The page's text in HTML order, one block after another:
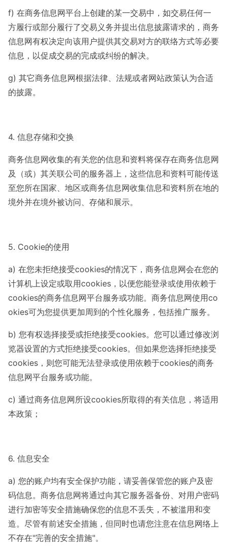
f) 在商务信息网平台上创建的某一交易中，如交易任何一
方履行或部分履行了交易义务并提出信息披露请求的，商务
信息网有权决定向该用户提供其交易对方的联络方式等必要
信息，以促成交易的完成或纠纷的解决。
g) 其它商务信息网根据法律、法规或者网站政策认为合适
的披露。
4. 信息存储和交换
商务信息网收集的有关您的信息和资料将保存在商务信息网
及（或）其关联公司的服务器上，这些信息和资料可能传送
至您所在国家、地区或商务信息网收集信息和资料所在地的
境外并在境外被访问、存储和展示。
5. Cookie的使用
a) 在您未拒绝接受cookies的情况下，商务信息网会在您的
计算机上设定或取用cookies，以便您能登录或使用依赖于
cookies的商务信息网平台服务或功能。商务信息网使用co
okies可为您提供更加周到的个性化服务，包括推广服务。
b) 您有权选择接受或拒绝接受cookies。您可以通过修改浏
览器设置的方式拒绝接受cookies。但如果您选择拒绝接受
cookies，则您可能无法登录或使用依赖于cookies的商务
信息网平台服务或功能。
c) 通过商务信息网所设cookies所取得的有关信息，将适用
本政策；
6. 信息安全
a) 您的账户均有安全保护功能，请妥善保管您的账户及密
码信息。商务信息网将通过向其它服务器备份、对用户密码
进行加密等安全措施确保您的信息不丢失，不被滥用和变
造。尽管有前述安全措施，但同时也请您注意在信息网络上
不存在"完善的安全措施"。